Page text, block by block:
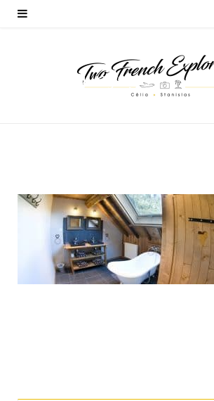
blogvoyage-
twofrenchexplorers